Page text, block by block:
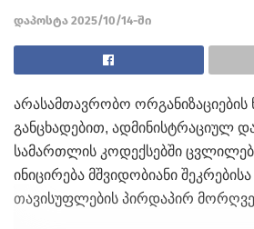
დაპოსტა 2025/10/14-ში
არასამთავრობო ორგანიზაციების
განცხადებით, ადმინისტრაციულ
სამართლის კოდექსებში
ინიცირება მშვიდობიანი
თავისუფლების პირდაპირ